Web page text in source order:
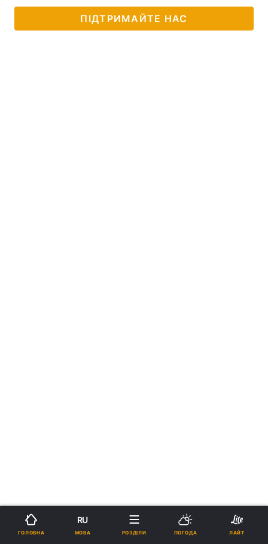
ПІДТРИМАЙТЕ НАС
Новини Наука рус
ГОЛОВНА
RU
МОВА РОЗДІЛИ ПОГОДА ЛАЙТ